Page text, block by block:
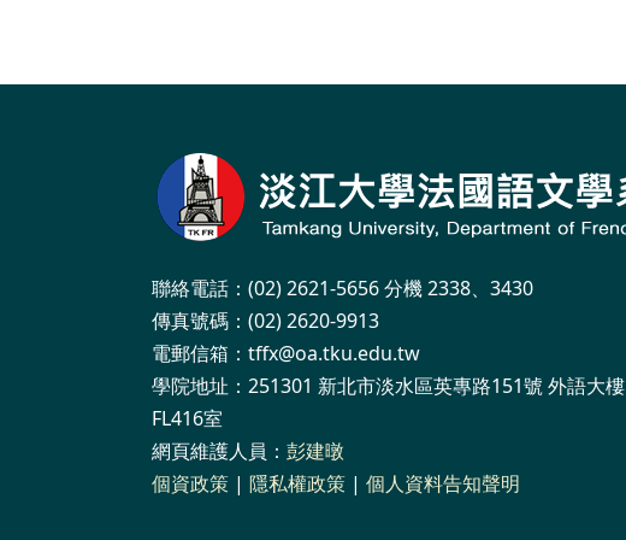
聯絡電話：(02) 2621-5656 分機 2338、3430
傳真號碼：(02) 2620-9913
電郵信箱：tffx@oa.tku.edu.tw
學院地址：251301 新北市淡水區英專路151號 外語大樓
FL416室
網頁維護人員： 彭建暾
個資政策 | 隱私權政策 | 個人資料告知聲明